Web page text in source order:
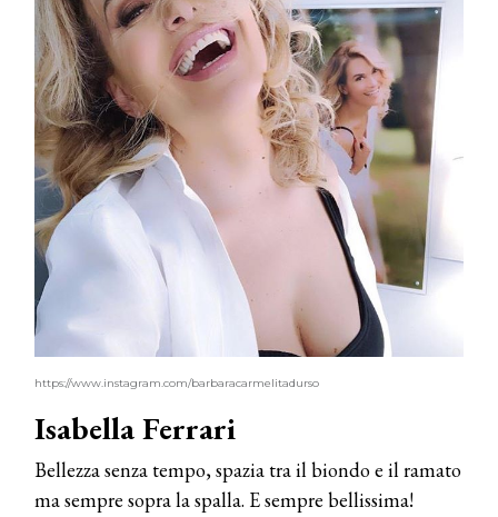
https://www.instagram.com/barbaracarmelitadurso
Isabella Ferrari
Bellezza senza tempo, spazia tra il biondo e il ramato
ma sempre sopra la spalla. E sempre bellissima!
COSMOPROF WORLDWIDE BOLOGNA
Cosmprof Worldwide Bologna
presenta THE BEAUTY &
TEMI
DYSON
Dyson presenta la nuova collezione
pervinca e rosé per Natale